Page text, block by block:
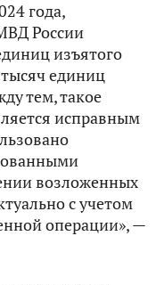
года,
России
изъятого
единиц
тем, такое
исправным
возложенных
с учетом
операции», —